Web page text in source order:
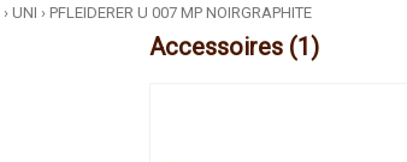
› UNI › PFLEIDERER U 007 MP NOIRGRAPHITE
Accessoires (1)